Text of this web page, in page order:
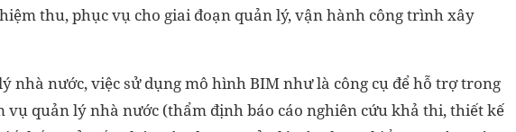
thu, phục vụ cho giai đoạn quản lý, vận hành công trình xây
nhà nước, việc sử dụng mô hình BIM như là công cụ để hỗ trợ trong
quản lý nhà nước (thẩm định báo cáo nghiên cứu khả thi, thiết kế